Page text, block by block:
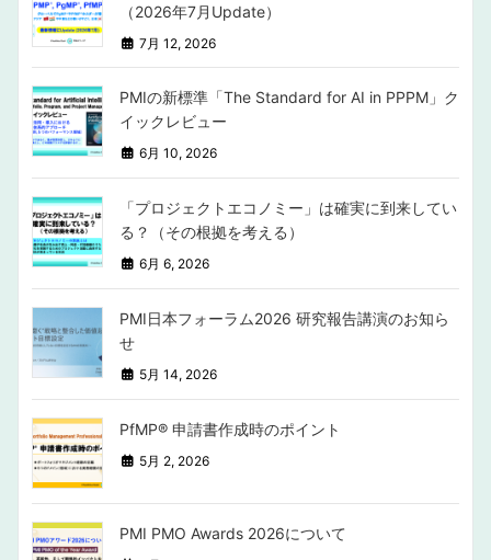
（2026年7月Update）
7月 12, 2026
PMIの新標準「The Standard for AI in PPPM」ク
イックレビュー
6月 10, 2026
「プロジェクトエコノミー」は確実に到来してい
る？（その根拠を考える）
6月 6, 2026
PMI日本フォーラム2026 研究報告講演のお知ら
せ
5月 14, 2026
PfMP®︎ 申請書作成時のポイント
5月 2, 2026
PMI PMO Awards 2026について